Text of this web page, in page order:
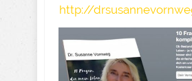
http://